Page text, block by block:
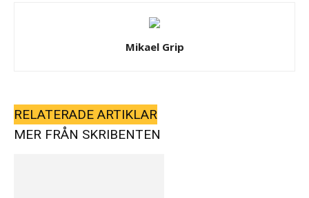
Mikael Grip
RELATERADE ARTIKLAR
MER FRÅN SKRIBENTEN